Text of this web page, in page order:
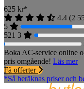
625 kr*
4.4 (2
5
521 3
Boka AC-service online
pris omgående! Läs mer
Få offerter
*Så beräknas priser och